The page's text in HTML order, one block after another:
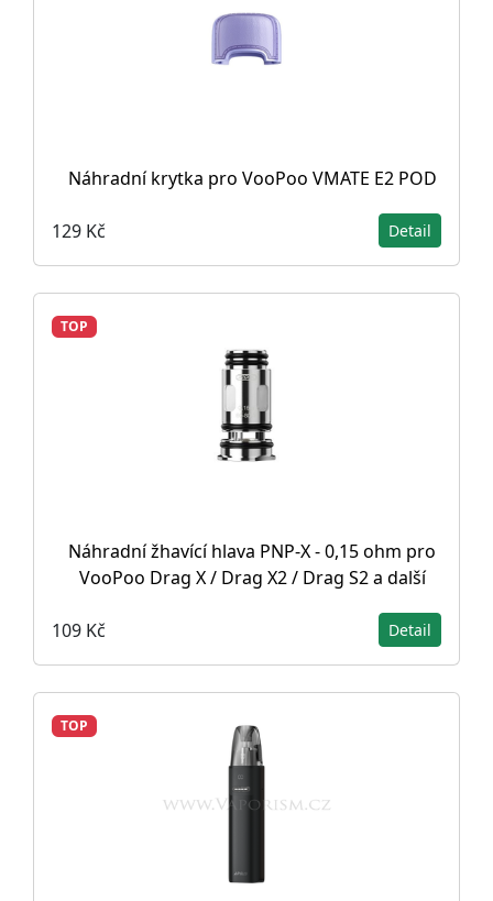
Náhradní krytka pro VooPoo VMATE E2 POD
129 Kč Detail
TOP
Náhradní žhavící hlava PNP-X - 0,15 ohm pro
VooPoo Drag X / Drag X2 / Drag S2 a další
109 Kč Detail
TOP